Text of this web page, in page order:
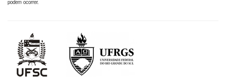
podem ocorrer.